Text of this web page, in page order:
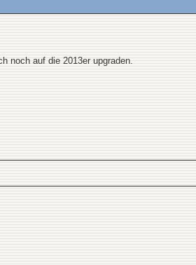
noch auf die 2013er upgraden.